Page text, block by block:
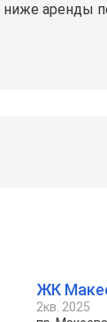
аренды
ЖК
2кв. 2025